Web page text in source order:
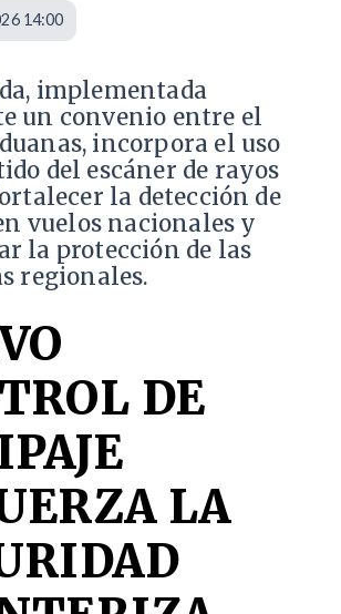
implementada
un convenio entre el
incorpora el uso
del escáner de rayos
la detección de
vuelos nacionales y
la protección de las
regionales.
DE
LA
14:00